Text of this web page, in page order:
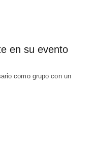
en su evento
como grupo con un